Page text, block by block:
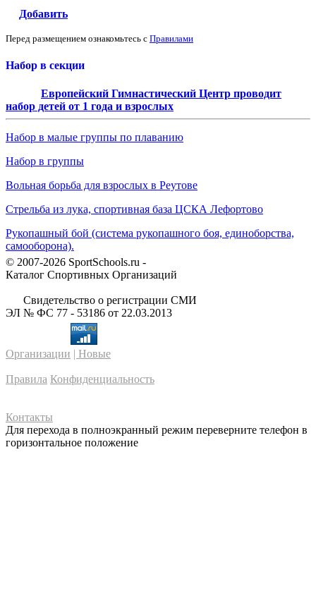
Добавить
Перед размещением ознакомьтесь с Правилами
Набор в секции
Европейский Гимнастический Центр проводит
набор детей от 1 года и взрослых
Набор в малые группы по плаванию
Набор в группы
Вольная борьба для взрослых в Реутове
Стрельба из лука, спортивная база ЦСКА Лефортово
Рукопашный бой (система рукопашного боя, единоборства,
самооборона).
© 2007-2026 SportSchools.ru -
Каталог Спортивных Организаций
Свидетельство о регистрации СМИ
ЭЛ № ФС 77 - 53186 от 22.03.2013
Организации | Новые
Правила Конфиденциальность
Контакты
Для перехода в полноэкранный режим переверните телефон в
горизонтальное положение